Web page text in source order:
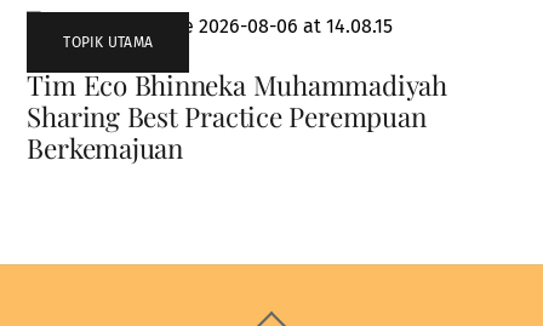
TOPIK UTAMA
Tim Eco Bhinneka Muhammadiyah
Sharing Best Practice Perempuan
Berkemajuan